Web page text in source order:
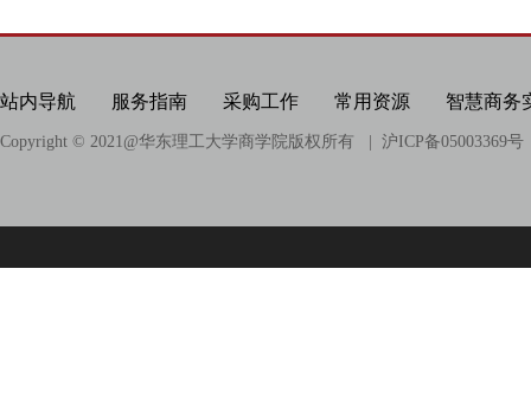
站内导航 服务指南 采购工作 常用资源 智慧商务
Copyright © 2021@华东理工大学商学院版权所有 | 沪ICP备05003369号